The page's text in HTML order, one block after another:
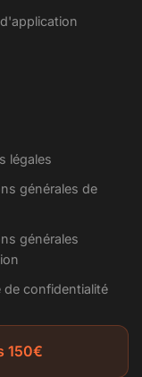
légales
générales de
générales
de confidentialité
150€